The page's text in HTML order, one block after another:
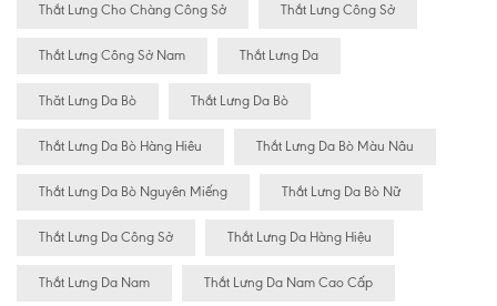
Thắt Lưng Cho Chàng Công Sở Thắt Lưng Công Sở
Thắt Lưng Công Sở Nam Thắt Lưng Da
Thăt Lưng Da Bò Thắt Lưng Da Bò
Thắt Lưng Da Bò Hàng Hiêu Thắt Lưng Da Bò Màu Nâu
Thắt Lưng Da Bò Nguyên Miếng Thắt Lưng Da Bò Nữ
Thắt Lưng Da Công Sở Thắt Lưng Da Hàng Hiệu
Thắt Lưng Da Nam Thắt Lưng Da Nam Cao Cấp